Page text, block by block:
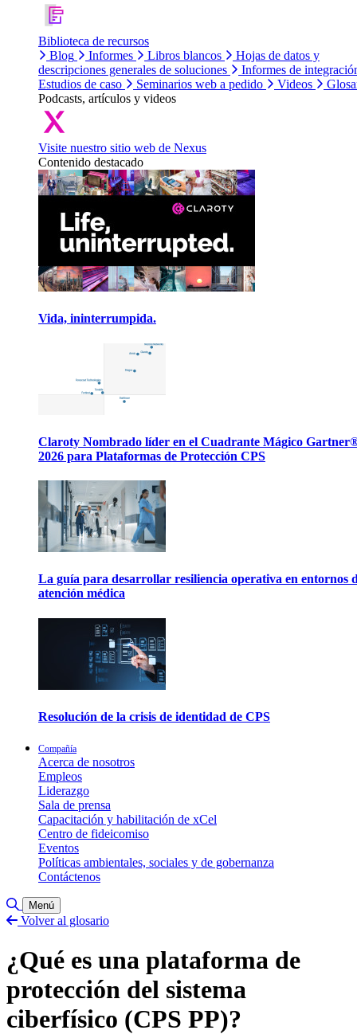
Biblioteca de recursos
Blog
Informes Libros blancos
Hojas de datos y
descripciones generales de soluciones
Informes de
Estudios de caso
Seminarios web a pedido Videos
Podcasts, artículos y videos
Visite nuestro sitio web de Nexus
Contenido destacado
Vida, ininterrumpida.
Claroty Nombrado líder en el Cuadrante Mágico
2026 para Plataformas de Protección CPS
La guía para desarrollar resiliencia operativa en entornos
atención médica
Resolución de la crisis de identidad de CPS
Compañía
Acerca de nosotros
Empleos
Liderazgo
Sala de prensa
Capacitación y habilitación de xCel
Centro de fideicomiso
Eventos
Políticas ambientales, sociales y de gobernanza
Contáctenos
Alternar búsqueda
Menú
Volver al glosario
¿Qué es una plataforma de
protección del sistema
ciberfísico (CPS PP)?